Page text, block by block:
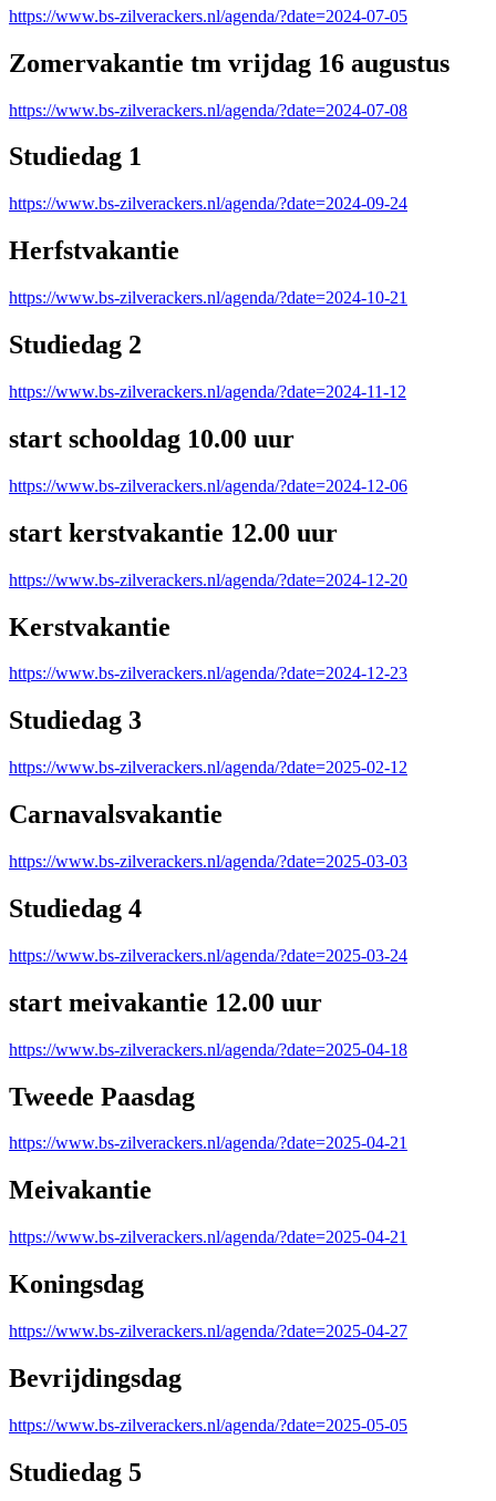
https://www.bs-zilverackers.nl/agenda/?date=2024-07-05
Zomervakantie tm vrijdag 16 augustus
https://www.bs-zilverackers.nl/agenda/?date=2024-07-08
Studiedag 1
https://www.bs-zilverackers.nl/agenda/?date=2024-09-24
Herfstvakantie
https://www.bs-zilverackers.nl/agenda/?date=2024-10-21
Studiedag 2
https://www.bs-zilverackers.nl/agenda/?date=2024-11-12
start schooldag 10.00 uur
https://www.bs-zilverackers.nl/agenda/?date=2024-12-06
start kerstvakantie 12.00 uur
https://www.bs-zilverackers.nl/agenda/?date=2024-12-20
Kerstvakantie
https://www.bs-zilverackers.nl/agenda/?date=2024-12-23
Studiedag 3
https://www.bs-zilverackers.nl/agenda/?date=2025-02-12
Carnavalsvakantie
https://www.bs-zilverackers.nl/agenda/?date=2025-03-03
Studiedag 4
https://www.bs-zilverackers.nl/agenda/?date=2025-03-24
start meivakantie 12.00 uur
https://www.bs-zilverackers.nl/agenda/?date=2025-04-18
Tweede Paasdag
https://www.bs-zilverackers.nl/agenda/?date=2025-04-21
Meivakantie
https://www.bs-zilverackers.nl/agenda/?date=2025-04-21
Koningsdag
https://www.bs-zilverackers.nl/agenda/?date=2025-04-27
Bevrijdingsdag
https://www.bs-zilverackers.nl/agenda/?date=2025-05-05
Studiedag 5